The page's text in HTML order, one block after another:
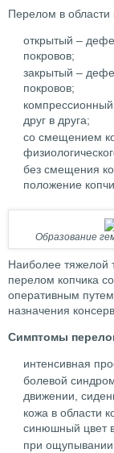
Перелом в области
открытый –
покровов;
закрытый –
покровов;
друг в друга;
со смещением
без смещения
положение
Образование
Наиболее тяжелой
перелом копчика
оперативным
назначения
Симптомы
интенсивная
болевой
движении,
кожа в области
синюшный цвет
при ощупывании